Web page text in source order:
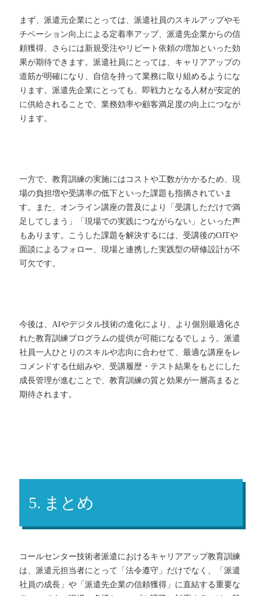
まず、派遣元企業にとっては、派遣社員のスキルアップやモ
チベーション向上による定着率アップ、派遣先企業からの信
頼獲得、さらには新規受注やリピート依頼の増加といった効
果が期待できます。派遣社員にとっては、キャリアアップの
道筋が明確になり、自信を持って業務に取り組めるようにな
ります。派遣先企業にとっても、即戦力となる人材が安定的
に供給されることで、業務効率や顧客満足度の向上につなが
ります。
一方で、教育訓練の実施にはコストや工数がかかるため、現
場の負担増や受講率の低下といった課題も指摘されていま
す。また、オンライン講座の普及により「受講しただけで満
足してしまう」「現場での実践につながらない」といった声
もあります。こうした課題を解決するには、受講後のOJTや
面談によるフォロー、現場と連携した実践型の研修設計が不
可欠です。
今後は、AIやデジタル技術の進化により、より個別最適化さ
れた教育訓練プログラムの提供が可能になるでしょう。派遣
社員一人ひとりのスキルや志向に合わせて、最適な講座をレ
コメンドする仕組みや、受講履歴・テスト結果をもとにした
成長管理が進むことで、教育訓練の質と効果が一層高まると
期待されます。
5. まとめ
コールセンター技術者派遣におけるキャリアアップ教育訓練
は、派遣元担当者にとって「法令遵守」だけでなく、「派遣
社員の成長」や「派遣先企業の信頼獲得」に直結する重要な